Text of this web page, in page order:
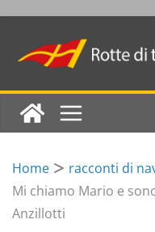
to
Home
racconti di
Mi chiamo Mario e
Anzillotti